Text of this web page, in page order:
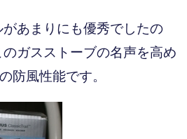
あまりにも優秀でしたの
ガスストーブの名声を高め
防風性能です。